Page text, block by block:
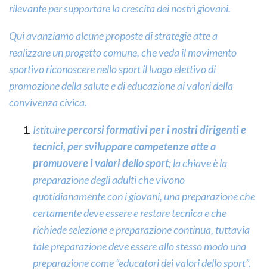
rilevante per supportare la crescita dei nostri giovani.
Qui avanziamo alcune proposte di strategie atte a
realizzare un progetto comune, che veda il movimento
sportivo riconoscere nello sport il luogo elettivo di
promozione della salute e di educazione ai valori della
convivenza civica.
Istituirepercorsi formativi per i nostri dirigenti e
tecnici, per sviluppare competenze atte a
promuovere i valori dello sport; la chiave è la
preparazione degli adulti che vivono
quotidianamente con i giovani, una preparazione che
certamente deve essere e restare tecnica e che
richiede selezione e preparazione continua, tuttavia
tale preparazione deve essere allo stesso modo una
preparazione come “educatori dei valori dello sport”.